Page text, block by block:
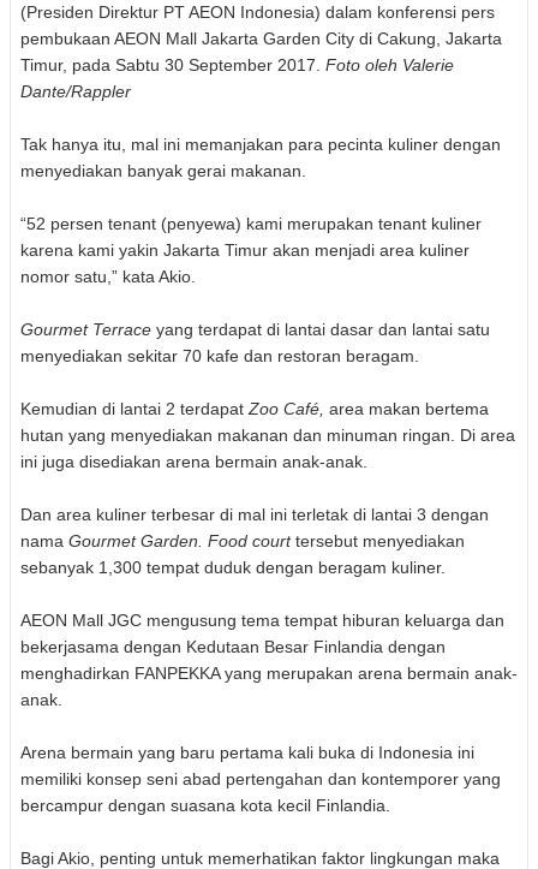
(Presiden Direktur PT AEON Indonesia) dalam konferensi pers
pembukaan AEON Mall Jakarta Garden City di Cakung, Jakarta
Timur, pada Sabtu 30 September 2017. Foto oleh Valerie
Dante/Rappler
Tak hanya itu, mal ini memanjakan para pecinta kuliner dengan
menyediakan banyak gerai makanan.
“52 persen tenant (penyewa) kami merupakan tenant kuliner
karena kami yakin Jakarta Timur akan menjadi area kuliner
nomor satu,” kata Akio.
Gourmet Terrace yang terdapat di lantai dasar dan lantai satu
menyediakan sekitar 70 kafe dan restoran beragam.
Kemudian di lantai 2 terdapat Zoo Café, area makan bertema
hutan yang menyediakan makanan dan minuman ringan. Di area
ini juga disediakan arena bermain anak-anak.
Dan area kuliner terbesar di mal ini terletak di lantai 3 dengan
nama Gourmet Garden. Food courttersebut menyediakan
sebanyak 1,300 tempat duduk dengan beragam kuliner.
AEON Mall JGC mengusung tema tempat hiburan keluarga dan
bekerjasama dengan Kedutaan Besar Finlandia dengan
menghadirkan FANPEKKA yang merupakan arena bermain anak-
anak.
Arena bermain yang baru pertama kali buka di Indonesia ini
memiliki konsep seni abad pertengahan dan kontemporer yang
bercampur dengan suasana kota kecil Finlandia.
Bagi Akio, penting untuk memerhatikan faktor lingkungan maka